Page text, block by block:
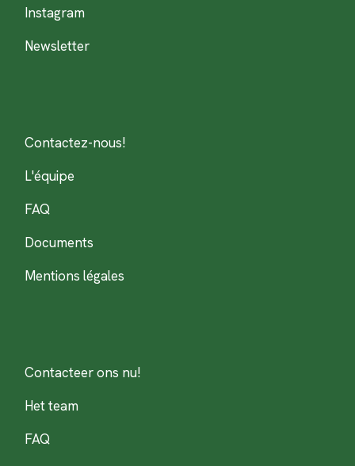
Instagram
Newsletter
Contactez-nous!
L'équipe
FAQ
Documents
Mentions légales
Contacteer ons nu!
Het team
FAQ